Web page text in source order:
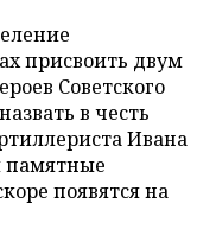
присвоить двум
Советского
в честь
Ивана
памятные
появятся на